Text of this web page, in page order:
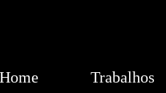
Home Trabalhos